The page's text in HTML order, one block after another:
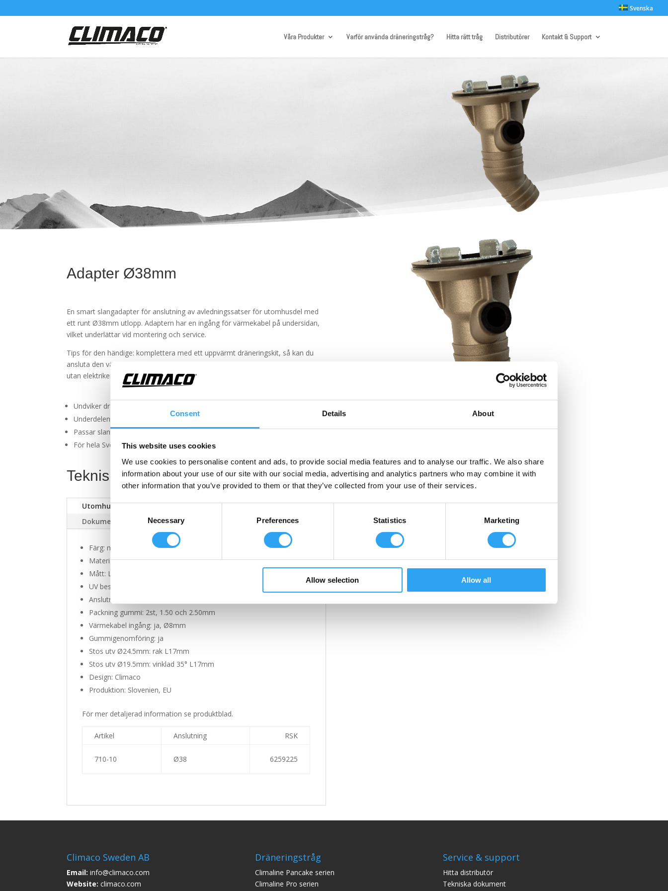
Consent Details About
This website uses cookies
We use cookies to personalise content and ads, to provide social media features and to analyse our traffic. We also share
information about your use of our site with our social media, advertising and analytics partners who may combine it with
other information that you’ve provided to them or that they’ve collected from your use of their services.
Consent
Selection
Necessary Preferences Statistics Marketing
Allow selection Allow all
Svenska
Våra Produkter Varför använda dräneringstråg? Hitta rätt tråg Distributörer Kontakt & Support
Adapter Ø38mm
En smart slangadapter för anslutning av avledningssatser för utomhusdel med
ett runt Ø38mm utlopp. Adaptern har en ingång för värmekabel på undersidan,
vilket underlättar vid montering och service.
Tips för den händige: komplettera med ett uppvärmt dräneringskit, så kan du
ansluta den värmekabeln till ett jordat eluttag utan att öppna värmepumpen,
utan elektrikern.
Undviker dragning av värmekabel inuti utedel
Underdelen snyggt vinklad
Passar slang med invändig mått 20 och 25mm
För hela Sverige – funktionstest till -34C
Teknisk information
Utomhusdel Ø38mm Detta ingår
Passar artikel
Dokument
Färg: mörkgrå
Material: komposit
Mått: L:81 Ø50mm
UV beständig: ja
Anslutning: Ø38mm Ø1 1/2 tum
Packning gummi: 2st, 1.50 och 2.50mm
Värmekabel ingång: ja, Ø8mm
Gummigenomföring: ja
Stos utv Ø24.5mm: rak L17mm
Stos utv Ø19.5mm: vinklad 35° L17mm
Design: Climaco
Produktion: Slovenien, EU
För mer detaljerad information se produktblad.
Artikel Anslutning RSK
710-10 Ø38 6259225
Climaco Sweden AB
Email: info@climaco.com
Website: climaco.com
Dräneringstråg
Climaline Pancake serien
Climaline Pro serien
Service & support
Hitta distributör
Tekniska dokument